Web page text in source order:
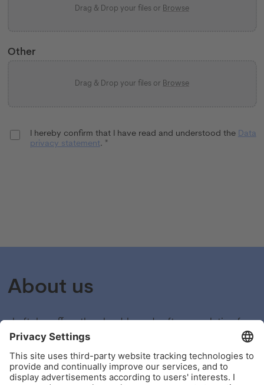
Drag & Drop your files or Browse
Other
Drag & Drop your files or Browse
I hereby confirm that I have read and understood the Data
privacy statement. *
About us
shyftplan offers the cloud-based software solution for
automated workforce management. Our software
digitalizes complex processes that were previously
mostly carried out manually and takes over, for
example, shift planning and absence management.